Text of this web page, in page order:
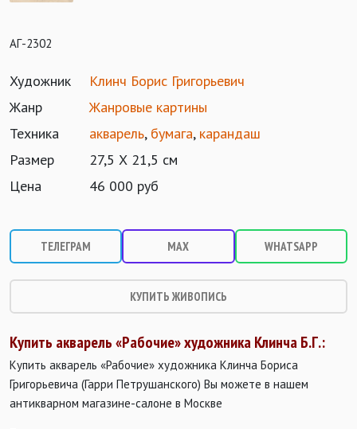
АГ-2302
Художник
Клинч Борис Григорьевич
Жанр
Жанровые картины
Техника
акварель, бумага, карандаш
Размер
27,5 Х 21,5 см
Цена
46 000 руб
ТЕЛЕГРАМ MAX WHATSAPP
КУПИТЬ ЖИВОПИСЬ
Купить акварель «Рабочие» художника Клинча Б.Г.:
Купить акварель «Рабочие» художника Клинча Бориса
Григорьевича (Гарри Петрушанского) Вы можете в нашем
антикварном магазине-салоне в Москве